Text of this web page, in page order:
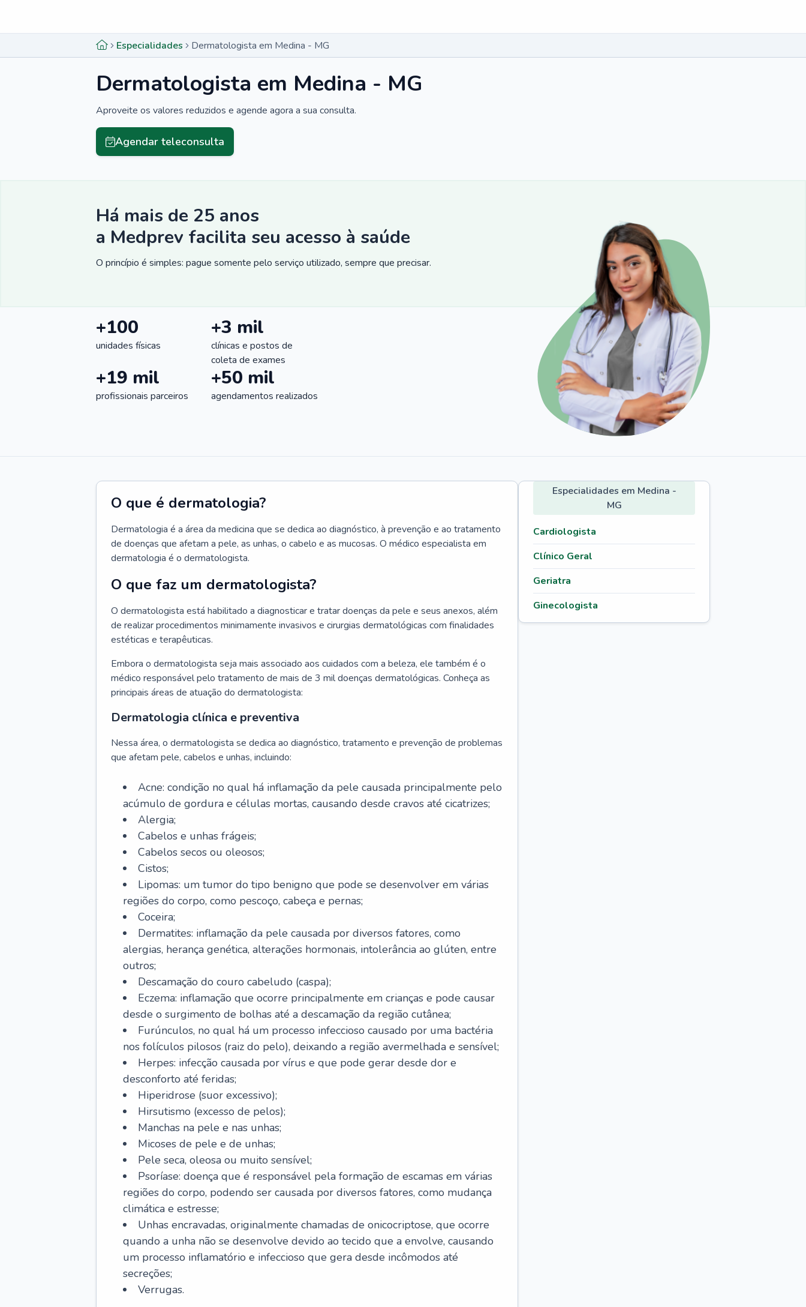
Especialidades Dermatologista em Medina - MG
Dermatologista em Medina - MG
Aproveite os valores reduzidos e agende agora a sua consulta.
Agendar teleconsulta
Há mais de 25 anos
a Medprev facilita seu acesso à saúde
O princípio é simples: pague somente pelo serviço utilizado, sempre que precisar.
+100
unidades físicas
+3 mil
clínicas e postos de
coleta de exames
+19 mil
profissionais parceiros
+50 mil
agendamentos realizados
O que é dermatologia?
Dermatologia é a área da medicina que se dedica ao diagnóstico, à prevenção e ao tratamento
de doenças que afetam a pele, as unhas, o cabelo e as mucosas. O médico especialista em
dermatologia é o dermatologista.
O que faz um dermatologista?
O dermatologista está habilitado a diagnosticar e tratar doenças da pele e seus anexos, além
de realizar procedimentos minimamente invasivos e cirurgias dermatológicas com finalidades
estéticas e terapêuticas.
Embora o dermatologista seja mais associado aos cuidados com a beleza, ele também é o
médico responsável pelo tratamento de mais de 3 mil doenças dermatológicas. Conheça as
principais áreas de atuação do dermatologista:
Dermatologia clínica e preventiva
Nessa área, o dermatologista se dedica ao diagnóstico, tratamento e prevenção de problemas
que afetam pele, cabelos e unhas, incluindo:
Acne: condição no qual há inflamação da pele causada principalmente pelo
acúmulo de gordura e células mortas, causando desde cravos até cicatrizes;
Alergia;
Cabelos e unhas frágeis;
Cabelos secos ou oleosos;
Cistos;
Lipomas: um tumor do tipo benigno que pode se desenvolver em várias
regiões do corpo, como pescoço, cabeça e pernas;
Coceira;
Dermatites: inflamação da pele causada por diversos fatores, como
alergias, herança genética, alterações hormonais, intolerância ao glúten, entre
outros;
Descamação do couro cabeludo (caspa);
Eczema: inflamação que ocorre principalmente em crianças e pode causar
desde o surgimento de bolhas até a descamação da região cutânea;
Furúnculos, no qual há um processo infeccioso causado por uma bactéria
nos folículos pilosos (raiz do pelo), deixando a região avermelhada e sensível;
Herpes: infecção causada por vírus e que pode gerar desde dor e
desconforto até feridas;
Hiperidrose (suor excessivo);
Hirsutismo (excesso de pelos);
Manchas na pele e nas unhas;
Micoses de pele e de unhas;
Pele seca, oleosa ou muito sensível;
Psoríase: doença que é responsável pela formação de escamas em várias
regiões do corpo, podendo ser causada por diversos fatores, como mudança
climática e estresse;
Unhas encravadas, originalmente chamadas de onicocriptose, que ocorre
quando a unha não se desenvolve devido ao tecido que a envolve, causando
um processo inflamatório e infeccioso que gera desde incômodos até
secreções;
Verrugas.
Especialidades em Medina -
MG
Cardiologista
Clínico Geral
Geriatra
Ginecologista